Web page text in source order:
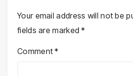
Your email address will not be
fields are marked*
Comment*